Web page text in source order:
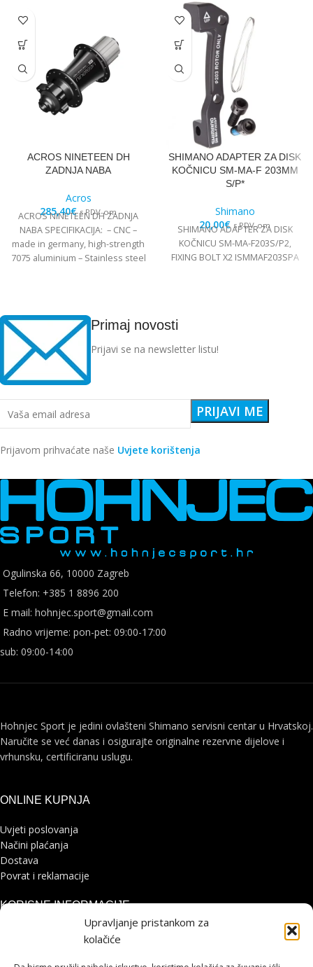
Upravljanje pristankom za
kolačiće
ACROS NINETEEN DH
ZADNJA NABA
Acros
285,40€ s PDV-om
ACROS NINETEEN DH ZADNJA
NABA SPECIFIKACIJA: – CNC –
made in germany, high-strength
7075 aluminium – Stainless steel
SHIMANO ADAPTER ZA DISK
KOČNICU SM-MA-F 203MM
S/P*
Shimano
20,00€ s PDV-om
SHIMANO ADAPTER ZA DISK
KOČNICU SM-MA-F203S/P2,
FIXING BOLT X2 ISMMAF203SPA
Primaj novosti
Prijavi se na newsletter listu!
Prijavom prihvaćate naše Uvjete korištenja
Ogulinska 66, 10000 Zagreb
Telefon: +385 1 8896 200
E mail: hohnjec.sport@gmail.com
Radno vrijeme: pon-pet: 09:00-17:00
sub: 09:00-14:00
Hohnjec Sport je jedini ovlašteni Shimano servisni centar u Hrvatskoj.
Naručite se već danas i osigurajte originalne rezervne dijelove i
vrhunsku, certificiranu uslugu.
ONLINE KUPNJA
Uvjeti poslovanja
Načini plaćanja
Dostava
Povrat i reklamacije
KORISNE INFORMACIJE
Zaštita osobnih podataka